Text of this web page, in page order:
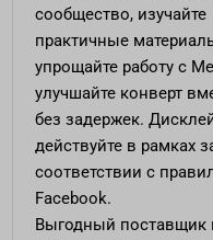
сообщество, изучайте
практичные
упрощайте работу с
улучшайте конверт
без задержек.
действуйте в рамках
соответствии с
Facebook.
Выгодный поставщик